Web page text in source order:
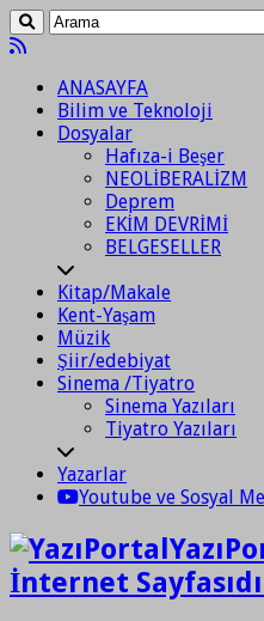
ANASAYFA
Bilim ve Teknoloji
Dosyalar
Hafıza-i Beşer
NEOLİBERALİZM
Deprem
EKİM DEVRİMİ
BELGESELLER
Kitap/Makale
Kent-Yaşam
Müzik
Şiir/edebiyat
Sinema /Tiyatro
Sinema Yazıları
Tiyatro Yazıları
Yazarlar
Youtube ve Sosyal
İnternet